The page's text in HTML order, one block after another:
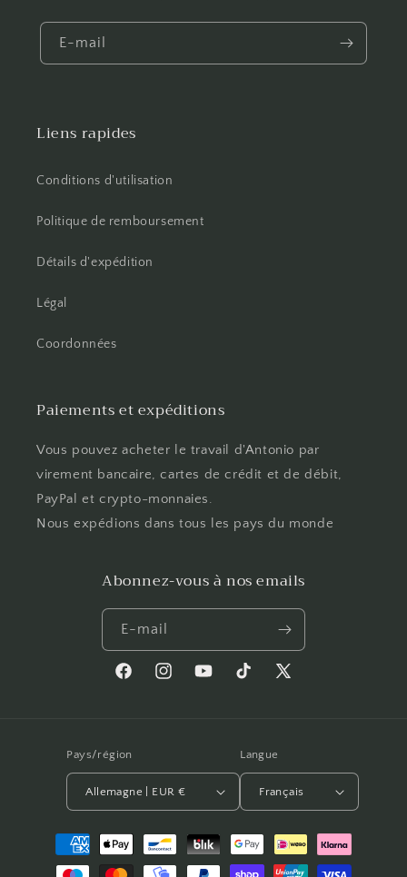
E-mail
Liens rapides
Conditions d'utilisation
Politique de remboursement
Détails d'expédition
Légal
Coordonnées
Paiements et expéditions
Vous pouvez acheter le travail d'Antonio par
virement bancaire, cartes de crédit et de débit,
PayPal et crypto-monnaies.
Nous expédions dans tous les pays du monde
Abonnez-vous à nos emails
E-mail
FacebookInstagramYouTubeTikTok
X
Pays/région
Allemagne | EUR €
Langue
Français
Moyens